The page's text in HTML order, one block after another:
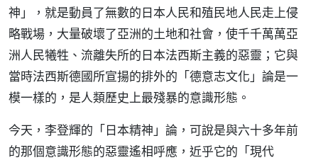
神」，就是動員了無數的日本人民和殖民地人民走上侵
略戰場，大量破壞了亞洲的土地和社會，使千千萬萬亞
洲人民犧牲、流離失所的日本法西斯主義的惡靈；它與
當時法西斯德國所宣揚的排外的「德意志文化」論是一
模一樣的，是人類歷史上最殘暴的意識形態。
今天，李登輝的「日本精神」論，可說是與六十多年前
的那個意識形態的惡靈遙相呼應，近乎它的「現代